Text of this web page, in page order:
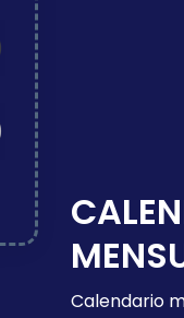
Calendario